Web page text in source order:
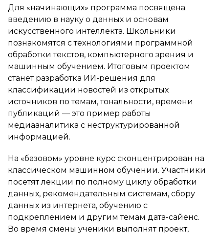
Для «начинающих» программа посвящена
введению в науку о данных и основам
искусственного интеллекта. Школьники
познакомятся с технологиями программной
обработки текстов, компьютерного зрения и
машинным обучением. Итоговым проектом
станет разработка ИИ-решения для
классификации новостей из открытых
источников по темам, тональности, времени
публикаций — это пример работы
медиааналитика с неструктурированной
информацией.
На «базовом» уровне курс сконцентрирован на
классическом машинном обучении. Участники
посетят лекции по полному циклу обработки
данных, рекомендательным системам, сбору
данных из интернета, обучению с
подкреплением и другим темам дата-сайенс.
Во время смены ученики выполнят проект,